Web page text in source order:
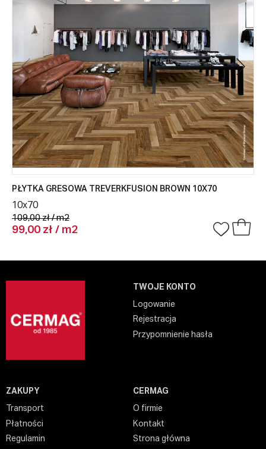
PŁYTKA GRESOWA TREVERKFUSION BROWN 10X70
10x70
109,00 zł / m2
99,00 zł / m2
TWOJE KONTO
Logowanie
Rejestracja
Przypomnienie hasła
ZAKUPY
Transport
Płatności
Regulamin
CERMAG
O firmie
Kontakt
Strona główna